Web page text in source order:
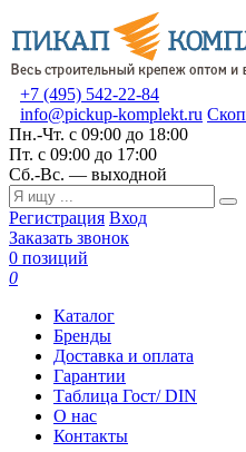
+7 (495) 542-22-84
info@pickup-komplekt.ru
Пн.-Чт. с 09:00 до 18:00
Пт. с 09:00 до 17:00
Сб.-Вс. — выходной
Регистрация Вход
Заказать звонок
0 позиций
0
Каталог
Бренды
Доставка и оплата
Гарантии
Таблица Гост/ DIN
О нас
Контакты